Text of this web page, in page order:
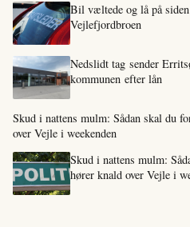
Bil væltede og lå på
Vejlefjordbroen
Nedslidt tag sender
kommunen efter lån
Skud i nattens mulm: Sådan skal du
over Vejle i weekenden
Skud i nattens mulm:
hører knald over Vejle i